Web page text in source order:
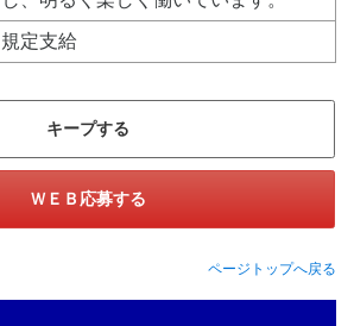
規定支給
キープする
ＷＥＢ応募する
ページトップへ戻る